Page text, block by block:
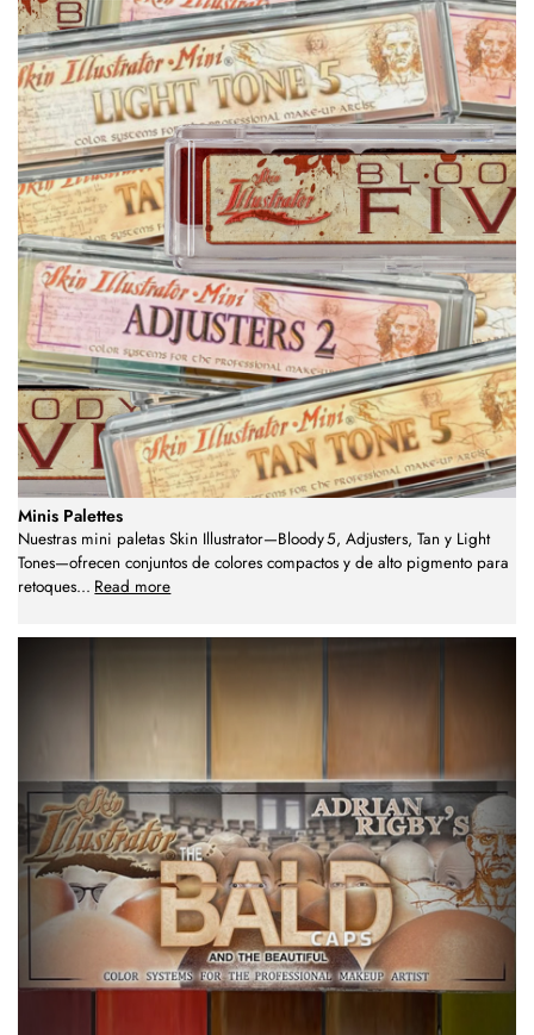
Minis Palettes
Nuestras mini paletas Skin Illustrator—Bloody 5, Adjusters, Tan y Light
Tones—ofrecen conjuntos de colores compactos y de alto pigmento para
retoques... Read more